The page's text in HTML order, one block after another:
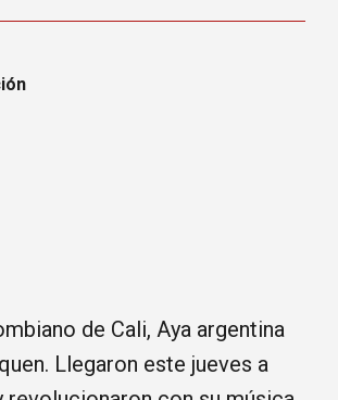
de Cali, Aya argentina
Llegaron este jueves a